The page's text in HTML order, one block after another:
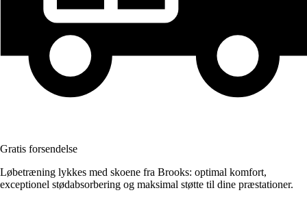
Gratis forsendelse
Løbetræning lykkes med skoene fra Brooks: optimal komfort,
exceptionel stødabsorbering og maksimal støtte til dine præstationer.